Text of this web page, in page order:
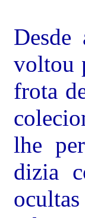
Desde
voltou
frota
lhe
dizia